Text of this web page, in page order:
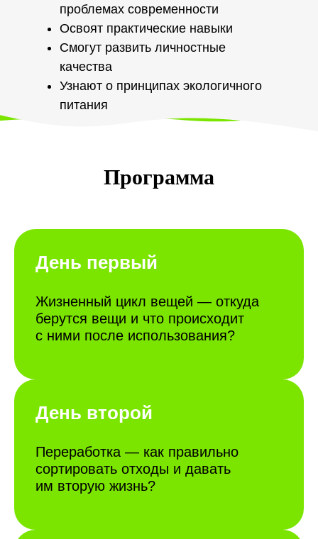
проблемах современности
Освоят практические навыки
Смогут развить личностные
качества
Узнают о принципах экологичного
питания
Программа
День первый
Жизненный цикл вещей — откуда
берутся вещи и что происходит
с ними после использования?
День второй
Переработка — как правильно
сортировать отходы и давать
им вторую жизнь?